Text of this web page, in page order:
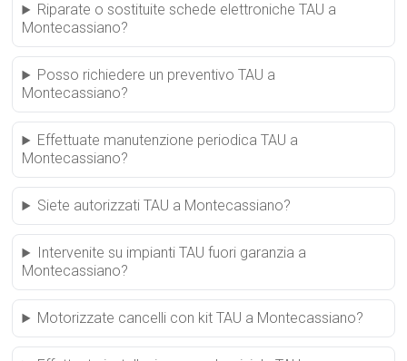
Riparate o sostituite schede elettroniche TAU a
Montecassiano?
Posso richiedere un preventivo TAU a
Montecassiano?
Effettuate manutenzione periodica TAU a
Montecassiano?
Siete autorizzati TAU a Montecassiano?
Intervenite su impianti TAU fuori garanzia a
Montecassiano?
Motorizzate cancelli con kit TAU a Montecassiano?